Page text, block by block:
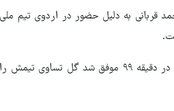
قربانی به دلیل حضور در اردوی تیم ملی
رضا غندی‌پور، بازیکن ایرانی الوحده که به‌صورت قرضی در این تیم حضور دارد، در دقیقه ۹۹ موفق شد گل تساوی تیمش را